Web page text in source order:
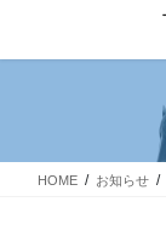
テ
移
ゲ
ン
HOME お知らせ